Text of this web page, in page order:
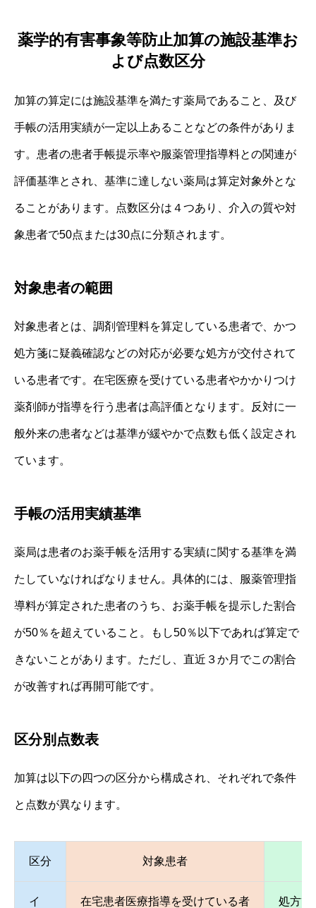
薬学的有害事象等防止加算の施設基準お
よび点数区分
加算の算定には施設基準を満たす薬局であること、及び
手帳の活用実績が一定以上あることなどの条件がありま
す。患者の患者手帳提示率や服薬管理指導料との関連が
評価基準とされ、基準に達しない薬局は算定対象外とな
ることがあります。点数区分は４つあり、介入の質や対
象患者で50点または30点に分類されます。
対象患者の範囲
対象患者とは、調剤管理料を算定している患者で、かつ
処方箋に疑義確認などの対応が必要な処方が交付されて
いる患者です。在宅医療を受けている患者やかかりつけ
薬剤師が指導を行う患者は高評価となります。反対に一
般外来の患者などは基準が緩やかで点数も低く設定され
ています。
手帳の活用実績基準
薬局は患者のお薬手帳を活用する実績に関する基準を満
たしていなければなりません。具体的には、服薬管理指
導料が算定された患者のうち、お薬手帳を提示した割合
が50％を超えていること。もし50％以下であれば算定で
きないことがあります。ただし、直近３か月でこの割合
が改善すれば再開可能です。
区分別点数表
加算は以下の四つの区分から構成され、それぞれで条件
と点数が異なります。
区分 対象患者
イ 在宅患者医療指導を受けている者 処方箋